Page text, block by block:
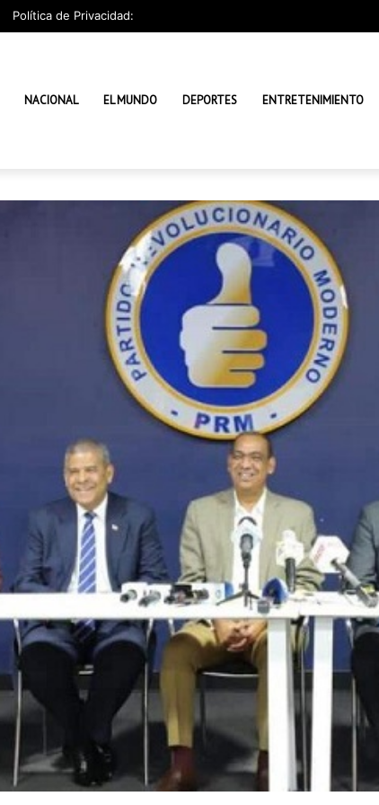
Política de Privacidad:
NACIONAL EL MUNDO DEPORTES ENTRETENIMIENTO